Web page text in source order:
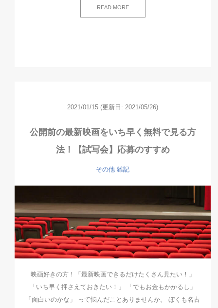
READ MORE
2021/01/15 (更新日: 2021/05/26)
公開前の最新映画をいち早く無料で見る方
法！【試写会】応募のすすめ
その他 雑記
映画好きの方！「最新映画できるだけたくさん見たい！」
「いち早く押さえておきたい！」 「でもお金もかかるし」
「面白いのかな」 って悩んだことありませんか。 ぼくも名古